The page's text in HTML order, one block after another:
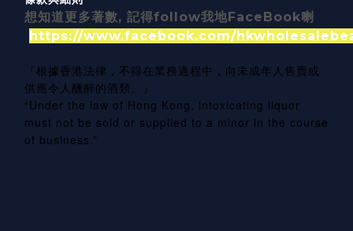
想知道更多著數, 記得follow我地FaceBook喇
https://www.facebook.com/
『根據香港法律，不得在業務過程中，向未成年人售賣或
供應令人醺醉的酒類。』
“Under the law of Hong Kong, intoxicating liquor
must not be sold or supplied to a minor in the course
of business.”